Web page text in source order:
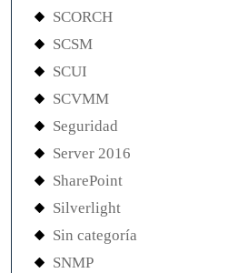
SCORCH
SCSM
SCUI
SCVMM
Seguridad
Server 2016
SharePoint
Silverlight
Sin categoría
SNMP